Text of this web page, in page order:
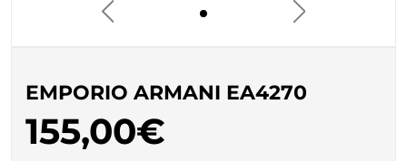
EMPORIO ARMANI EA4270
155,00€